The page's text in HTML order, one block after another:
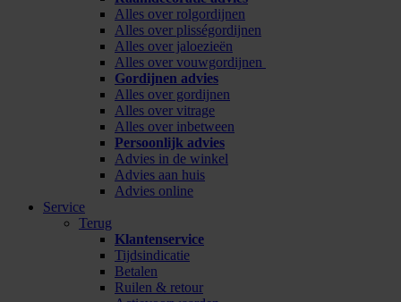
Alles over rolgordijnen
Alles over plisségordijnen
Alles over jaloezieën
Alles over vouwgordijnen
Gordijnen advies
Alles over gordijnen
Alles over vitrage
Alles over inbetween
Persoonlijk advies
Advies in de winkel
Advies aan huis
Advies online
Service
Terug
Klantenservice
Tijdsindicatie
Betalen
Ruilen & retour